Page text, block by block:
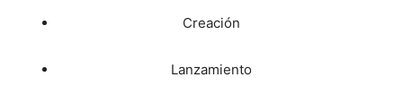
Creación
Lanzamiento